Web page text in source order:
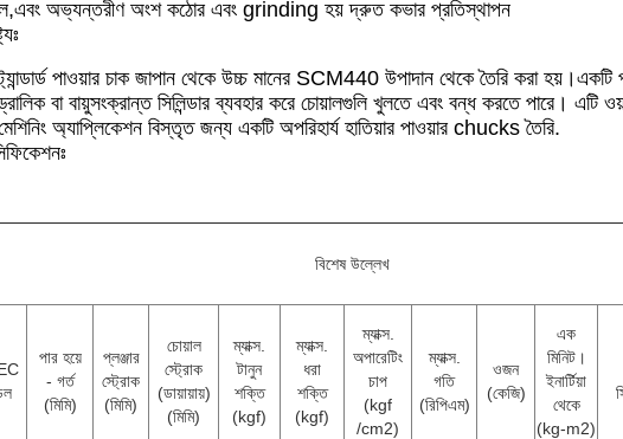
অভ্যন্তরীণ অংশ কঠোর এবং grinding হয় দ্রুত কভার প্রতিস্থাপন
পাওয়ার চাক জাপান থেকে উচ্চ মানের SCM440 উপাদান থেকে তৈরি করা হয়। একটি
বা বায়ুসংক্রান্ত সিলিন্ডার ব্যবহার করে চোয়ালগুলি খুলতে এবং বন্ধ করতে পারে। এটি
অ্যাপ্লিকেশন বিস্তৃত জন্য একটি অপরিহার্য হাতিয়ার পাওয়ার chucks তৈরি.
বিশেষ উল্লেখ
পার হয়ে
- গর্ত
(মিমি)
প্লঞ্জার
স্ট্রোক
(মিমি)
চোয়াল
স্ট্রোক
(ডায়ায়ায়)
(মিমি)
ম্যাক্স.
টানুন
শক্তি
(kgf)
ম্যাক্স.
ধরা
শক্তি
(kgf)
ম্যাক্স.
অপারেটিং
চাপ
(kgf
/cm2)
ম্যাক্স.
গতি
(রিপিএম)
ওজন
(কেজি)
এক
মিনিট।
ইনার্টিয়া
থেকে
(kg-m2)